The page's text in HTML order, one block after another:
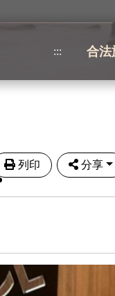
::: 合法
列印 分享